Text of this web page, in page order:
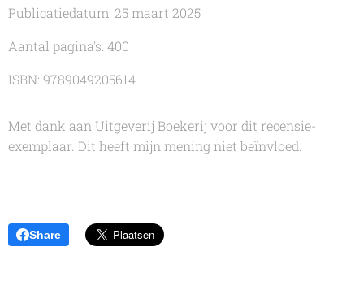
Publicatiedatum: 25 maart 2025
Aantal pagina's: 400
ISBN: 9789049205614
Met dank aan Uitgeverij Boekerij voor dit recensie-
exemplaar. Dit heeft mijn mening niet beïnvloed.
Share